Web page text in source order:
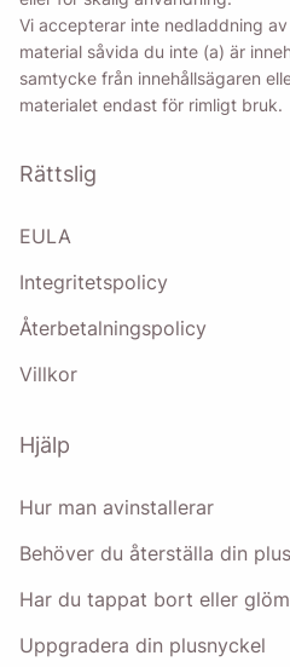
Vi accepterar inte nedladdning
material såvida du inte (a) är
samtycke från innehållsägaren
materialet endast för rimligt bruk.
Rättslig
EULA
Integritetspolicy
Återbetalningspolicy
Villkor
Hjälp
Hur man avinstallerar
Behöver du återställa din
Har du tappat bort eller
Uppgradera din plusnyckel